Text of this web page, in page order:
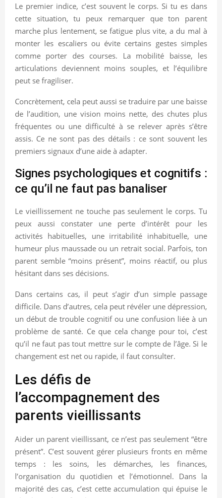
Le premier indice, c’est souvent le corps. Si tu es dans
cette situation, tu peux remarquer que ton parent
marche plus lentement, se fatigue plus vite, a du mal à
monter les escaliers ou évite certains gestes simples
comme porter des courses. La mobilité baisse, les
articulations deviennent moins souples, et l’équilibre
peut se fragiliser.
Concrètement, cela peut aussi se traduire par une baisse
de l’audition, une vision moins nette, des chutes plus
fréquentes ou une difficulté à se relever après s’être
assis. Ce ne sont pas des détails : ce sont souvent les
premiers signaux d’une aide à adapter.
Signes psychologiques et cognitifs :
ce qu’il ne faut pas banaliser
Le vieillissement ne touche pas seulement le corps. Tu
peux aussi constater une perte d’intérêt pour les
activités habituelles, une irritabilité inhabituelle, une
humeur plus maussade ou un retrait social. Parfois, ton
parent semble “moins présent”, moins réactif, ou plus
hésitant dans ses décisions.
Dans certains cas, il peut s’agir d’un simple passage
difficile. Dans d’autres, cela peut révéler une dépression,
un début de trouble cognitif ou une confusion liée à un
problème de santé. Ce que cela change pour toi, c’est
qu’il ne faut pas tout mettre sur le compte de l’âge. Si le
changement est net ou rapide, il faut consulter.
Les défis de
l’accompagnement des
parents vieillissants
Aider un parent vieillissant, ce n’est pas seulement “être
présent”. C’est souvent gérer plusieurs fronts en même
temps : les soins, les démarches, les finances,
l’organisation du quotidien et l’émotionnel. Dans la
majorité des cas, c’est cette accumulation qui épuise le